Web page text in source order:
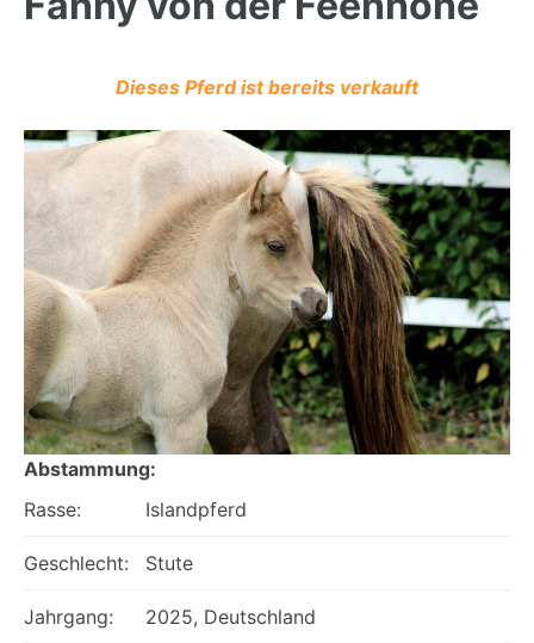
top
Dieses Pferd ist bereits verkauft
Abstammung:
Rasse:
Islandpferd
Geschlecht: Stute
Jahrgang: 2025, Deutschland